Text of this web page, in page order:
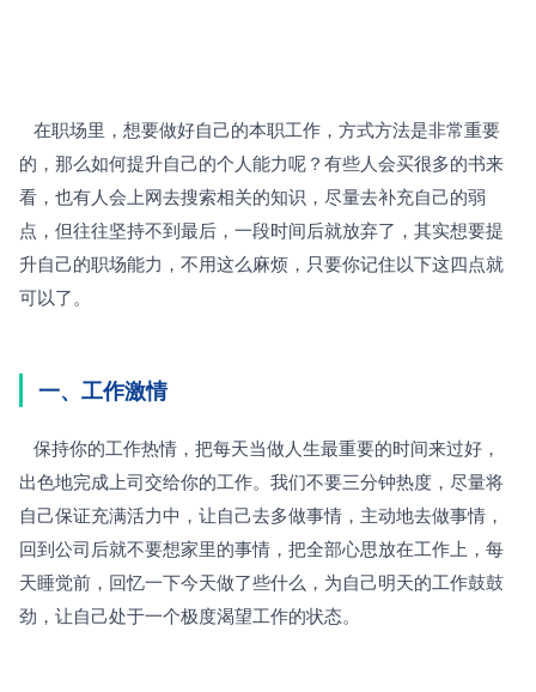
的，那么如何提升自己的个人能力呢？有些人会买很多的书来
看，也有人会上网去搜索相关的知识，尽量去补充自己的弱
点，但往往坚持不到最后，一段时间后就放弃了，其实想要提
升自己的职场能力，不用这么麻烦，只要你记住以下这四点就
可以了。
一、工作激情
出色地完成上司交给你的工作。我们不要三分钟热度，尽量将
自己保证充满活力中，让自己去多做事情，主动地去做事情，
回到公司后就不要想家里的事情，把全部心思放在工作上，每
天睡觉前，回忆一下今天做了些什么，为自己明天的工作鼓鼓
劲，让自己处于一个极度渴望工作的状态。